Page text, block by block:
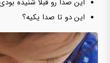
این دو تا صدا یکیه؟